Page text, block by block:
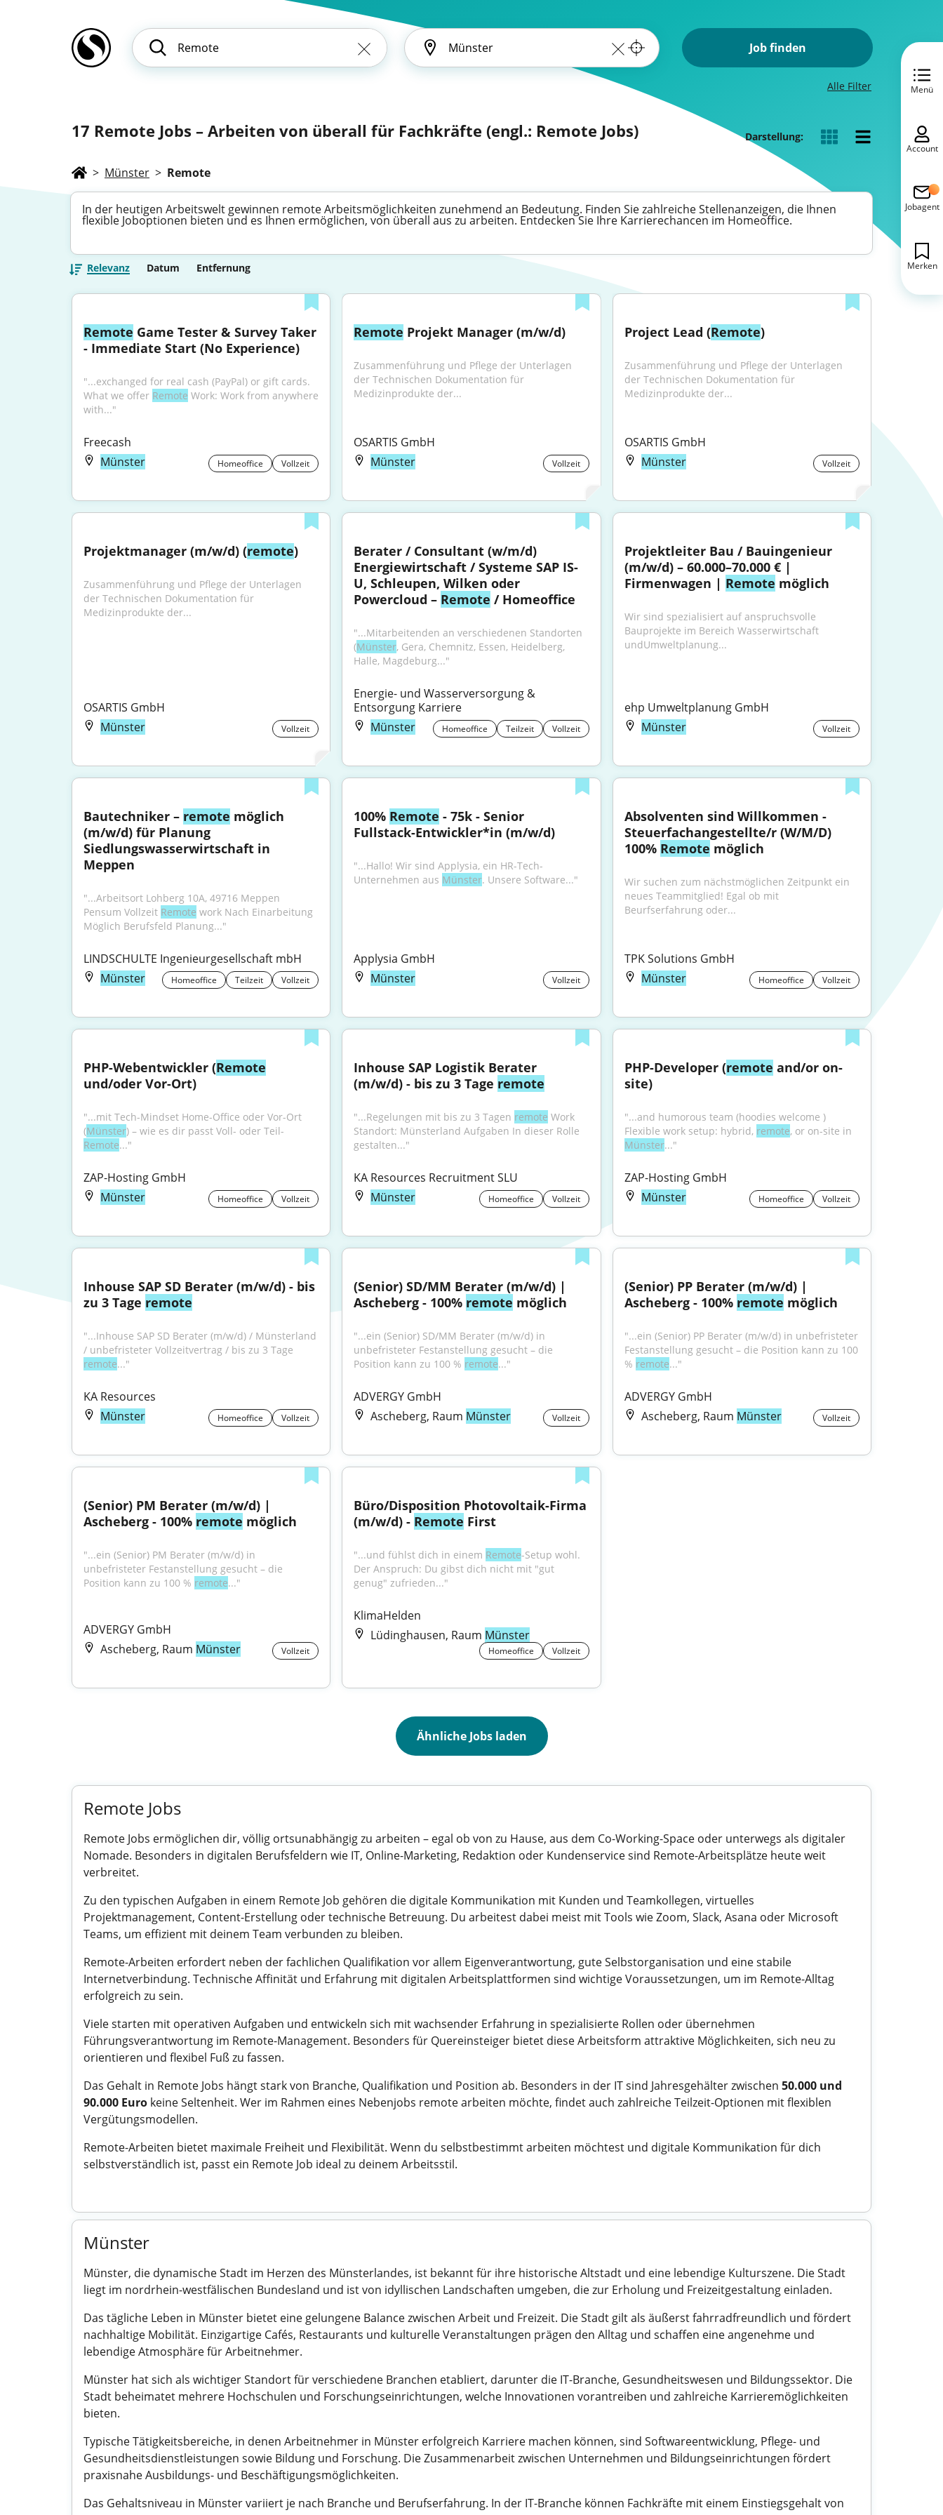
Job finden
Alle Filter
17 Remote Jobs – Arbeiten von überall für Fachkräfte (engl.: Remote Jobs) Darstellung:
> Münster > Remote
In der heutigen Arbeitswelt gewinnen remote Arbeitsmöglichkeiten zunehmend an Bedeutung. Finden Sie zahlreiche Stellenanzeigen, die Ihnen
flexible Joboptionen bieten und es Ihnen ermöglichen, von überall aus zu arbeiten. Entdecken Sie Ihre Karrierechancen im Homeoffice.
Relevanz Datum Entfernung
Remote Game Tester & Survey Taker
- Immediate Start (No Experience)
"...exchanged for real cash (PayPal) or gift cards.
What we offer Remote Work: Work from anywhere
with..."
Freecash
Münster
Homeoffice Vollzeit
Remote Projekt Manager (m/w/d)
Zusammenführung und Pflege der Unterlagen
der Technischen Dokumentation für
Medizinprodukte der...
OSARTIS GmbH
Münster
Vollzeit
Project Lead (Remote)
Zusammenführung und Pflege der Unterlagen
der Technischen Dokumentation für
Medizinprodukte der...
OSARTIS GmbH
Münster
Vollzeit
Projektmanager (m/w/d) (remote)
Zusammenführung und Pflege der Unterlagen
der Technischen Dokumentation für
Medizinprodukte der...
OSARTIS GmbH
Münster
Vollzeit
Berater / Consultant (w/m/d)
Energiewirtschaft / Systeme SAP IS-
U, Schleupen, Wilken oder
Powercloud – Remote / Homeoffice
"...Mitarbeitenden an verschiedenen Standorten
(Münster, Gera, Chemnitz, Essen, Heidelberg,
Halle, Magdeburg..."
Energie- und Wasserversorgung &
Entsorgung Karriere
Münster
Homeoffice Teilzeit Vollzeit
Projektleiter Bau / Bauingenieur
(m/w/d) – 60.000–70.000 € |
Firmenwagen | Remote möglich
Wir sind spezialisiert auf anspruchsvolle
Bauprojekte im Bereich Wasserwirtschaft
undUmweltplanung...
ehp Umweltplanung GmbH
Münster
Vollzeit
Bautechniker – remote möglich
(m/w/d) für Planung
Siedlungswasserwirtschaft in
Meppen
"...Arbeitsort Lohberg 10A, 49716 Meppen
Pensum Vollzeit Remote work Nach Einarbeitung
Möglich Berufsfeld Planung..."
LINDSCHULTE Ingenieurgesellschaft mbH
Münster
Homeoffice Teilzeit Vollzeit
100% Remote - 75k - Senior
Fullstack-Entwickler*in (m/w/d)
"...Hallo! Wir sind Applysia, ein HR-Tech-
Unternehmen aus Münster. Unsere Software..."
Applysia GmbH
Münster
Vollzeit
Absolventen sind Willkommen -
Steuerfachangestellte/r (W/M/D)
100% Remote möglich
Wir suchen zum nächstmöglichen Zeitpunkt ein
neues Teammitglied! Egal ob mit
Beurfserfahrung oder...
TPK Solutions GmbH
Münster
Homeoffice Vollzeit
PHP-Webentwickler (Remote
und/oder Vor-Ort)
"...mit Tech-Mindset Home-Office oder Vor-Ort
(Münster) – wie es dir passt Voll- oder Teil-
Remote..."
ZAP-Hosting GmbH
Münster
Homeoffice Vollzeit
Inhouse SAP Logistik Berater
(m/w/d) - bis zu 3 Tage remote
"...Regelungen mit bis zu 3 Tagen remote Work
Standort: Münsterland Aufgaben In dieser Rolle
gestalten..."
KA Resources Recruitment SLU
Münster
Homeoffice Vollzeit
PHP-Developer (remote and/or on-
site)
"...and humorous team (hoodies welcome )
Flexible work setup: hybrid, remote
Münster..."
ZAP-Hosting GmbH
Münster
Homeoffice Vollzeit
Inhouse SAP SD Berater (m/w/d) - bis
zu 3 Tage remote
"...Inhouse SAP SD Berater (m/w/d) / Münsterland
remote..."
KA Resources
Münster
Homeoffice Vollzeit
(Senior) SD/MM Berater (m/w/d) |
Ascheberg - 100% remote möglich
"...ein (Senior) SD/MM Berater (m/w/d) in
unbefristeter Festanstellung gesucht – die
Position kann zu 100 % remote..."
ADVERGY GmbH
Ascheberg, Raum Münster Vollzeit
(Senior) PP Berater (m/w/d) |
Ascheberg - 100% remote möglich
"...ein (Senior) PP Berater (m/w/d) in unbefristeter
Festanstellung gesucht – die Position kann zu 100
% remote..."
ADVERGY GmbH
Ascheberg, Raum Münster Vollzeit
(Senior) PM Berater (m/w/d) |
Ascheberg - 100% remote möglich
"...ein (Senior) PM Berater (m/w/d) in
unbefristeter Festanstellung gesucht – die
Position kann zu 100 % remote..."
ADVERGY GmbH
Ascheberg, Raum Münster Vollzeit
Büro/Disposition Photovoltaik-Firma
(m/w/d) - Remote First
"...und fühlst dich in einem Remote-Setup wohl.
Der Anspruch: Du gibst dich nicht mit "gut
genug" zufrieden..."
KlimaHelden
Lüdinghausen, Raum Münster
Homeoffice Vollzeit
Ähnliche Jobs laden
Remote Jobs
Remote Jobs ermöglichen dir, völlig ortsunabhängig zu arbeiten – egal ob von zu Hause, aus dem Co-Working-Space oder unterwegs als digitaler
Nomade. Besonders in digitalen Berufsfeldern wie IT, Online-Marketing, Redaktion oder Kundenservice sind Remote-Arbeitsplätze heute weit
verbreitet.
Zu den typischen Aufgaben in einem Remote Job gehören die digitale Kommunikation mit Kunden und Teamkollegen, virtuelles
Projektmanagement, Content-Erstellung oder technische Betreuung. Du arbeitest dabei meist mit Tools wie Zoom, Slack, Asana oder Microsoft
Teams, um effizient mit deinem Team verbunden zu bleiben.
Remote-Arbeiten erfordert neben der fachlichen Qualifikation vor allem Eigenverantwortung, gute Selbstorganisation und eine stabile
Internetverbindung. Technische Affinität und Erfahrung mit digitalen Arbeitsplattformen sind wichtige Voraussetzungen, um im Remote-Alltag
erfolgreich zu sein.
Viele starten mit operativen Aufgaben und entwickeln sich mit wachsender Erfahrung in spezialisierte Rollen oder übernehmen
Führungsverantwortung im Remote-Management. Besonders für Quereinsteiger bietet diese Arbeitsform attraktive Möglichkeiten, sich neu zu
orientieren und flexibel Fuß zu fassen.
Das Gehalt in Remote Jobs hängt stark von Branche, Qualifikation und Position ab. Besonders in der ITsind Jahresgehälter zwischen 50.000 und
90.000 Euro keine Seltenheit. Wer im Rahmen eines Nebenjobs remote arbeiten möchte, findet auch zahlreiche Teilzeit-Optionen mit flexiblen
Vergütungsmodellen.
Remote-Arbeiten bietet maximale Freiheit und Flexibilität. Wenn du selbstbestimmt arbeiten möchtest und digitale Kommunikation für dich
selbstverständlich ist, passt ein Remote Job ideal zu deinem Arbeitsstil.
Münster
Münster, die dynamische Stadt im Herzen des Münsterlandes, ist bekannt für ihre historische Altstadt und eine lebendige Kulturszene. Die Stadt
liegt im nordrhein-westfälischen Bundesland und ist von idyllischen Landschaften umgeben, die zur Erholung und Freizeitgestaltung einladen.
Das tägliche Leben in Münster bietet eine gelungene Balance zwischen Arbeit und Freizeit. Die Stadt gilt als äußerst fahrradfreundlich und fördert
nachhaltige Mobilität. Einzigartige Cafés, Restaurants und kulturelle Veranstaltungen prägen den Alltag und schaffen eine angenehme und
lebendige Atmosphäre für Arbeitnehmer.
Münster hat sich als wichtiger Standort für verschiedene Branchen etabliert, darunter die IT-Branche, Gesundheitswesen und Bildungssektor. Die
Stadt beheimatet mehrere Hochschulen und Forschungseinrichtungen, welche Innovationen vorantreiben und zahlreiche Karrieremöglichkeiten
bieten.
Typische Tätigkeitsbereiche, in denen Arbeitnehmer in Münster erfolgreich Karriere machen können, sind Softwareentwicklung, Pflege- und
Gesundheitsdienstleistungen sowie Bildung und Forschung. Die Zusammenarbeit zwischen Unternehmen und Bildungseinrichtungen fördert
praxisnahe Ausbildungs- und Beschäftigungsmöglichkeiten.
Das Gehaltsniveau in Münster variiert je nach Branche und Berufserfahrung. In der IT-Branche können Fachkräfte mit einem Einstiegsgehalt von
Menü
Account
Jobagent
Merken